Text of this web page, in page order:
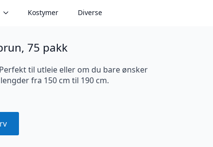
Kostymer Diverse
75 pakk
til utleie eller om du bare ønsker
fra 150 cm til 190 cm.